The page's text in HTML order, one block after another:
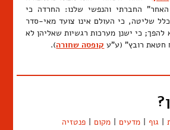
החברתי והנפשי שלנו: החרדה כי
שליטה, כי העולם אינו צועד מאי-סדר
להפך; כי ישנן מערכות רגשיות שאליהן לא
חטאת רובץ" (ע"ע קופסה שחורה).
גוף מדעים מקום
פנטזיה